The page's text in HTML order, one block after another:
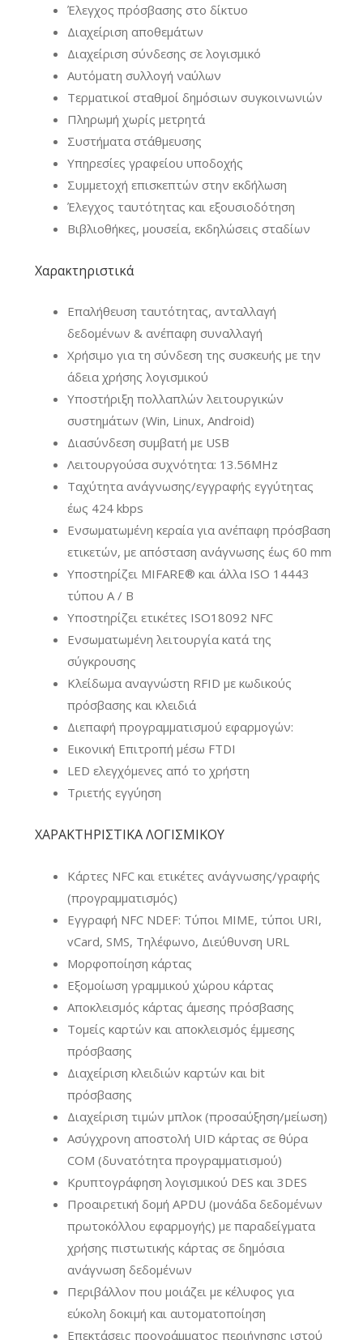
Έλεγχος πρόσβασης στο δίκτυο
Διαχείριση αποθεμάτων
Διαχείριση σύνδεσης σε λογισμικό
Αυτόματη συλλογή ναύλων
Τερματικοί σταθμοί δημόσιων συγκοινωνιών
Πληρωμή χωρίς μετρητά
Συστήματα στάθμευσης
Υπηρεσίες γραφείου υποδοχής
Συμμετοχή επισκεπτών στην εκδήλωση
Έλεγχος ταυτότητας και εξουσιοδότηση
Βιβλιοθήκες, μουσεία, εκδηλώσεις σταδίων
Χαρακτηριστικά
Επαλήθευση ταυτότητας, ανταλλαγή
δεδομένων & ανέπαφη συναλλαγή
Χρήσιμο για τη σύνδεση της συσκευής με την
άδεια χρήσης λογισμικού
Υποστήριξη πολλαπλών λειτουργικών
συστημάτων (Win, Linux, Android)
Διασύνδεση συμβατή με USB
Λειτουργούσα συχνότητα: 13.56MHz
Ταχύτητα ανάγνωσης/εγγραφής εγγύτητας
έως 424 kbps
Ενσωματωμένη κεραία για ανέπαφη πρόσβαση
ετικετών, με απόσταση ανάγνωσης έως 60 mm
Υποστηρίζει MIFARE®και άλλα ISO 14443
τύπου A / B
Υποστηρίζει ετικέτες ISO18092 NFC
Ενσωματωμένη λειτουργία κατά της
σύγκρουσης
Κλείδωμα αναγνώστη RFID με κωδικούς
πρόσβασης και κλειδιά
Διεπαφή προγραμματισμού εφαρμογών:
Εικονική Επιτροπή μέσω FTDI
LED ελεγχόμενες από το χρήστη
Τριετής εγγύηση
ΧΑΡΑΚΤΗΡΙΣΤΙΚΑ ΛΟΓΙΣΜΙΚΟΥ
Κάρτες NFC και ετικέτες ανάγνωσης/γραφής
(προγραμματισμός)
Εγγραφή NFC NDEF: Τύποι MIME, τύποι URI,
vCard, SMS, Τηλέφωνο, Διεύθυνση URL
Μορφοποίηση κάρτας
Εξομοίωση γραμμικού χώρου κάρτας
Αποκλεισμός κάρτας άμεσης πρόσβασης
Τομείς καρτών και αποκλεισμός έμμεσης
πρόσβασης
Διαχείριση κλειδιών καρτών και bit
πρόσβασης
Διαχείριση τιμών μπλοκ (προσαύξηση/μείωση)
Ασύγχρονη αποστολή UID κάρτας σε θύρα
COM (δυνατότητα προγραμματισμού)
Κρυπτογράφηση λογισμικού DES και 3DES
Προαιρετική δομή APDU (μονάδα δεδομένων
πρωτοκόλλου εφαρμογής) με παραδείγματα
χρήσης πιστωτικής κάρτας σε δημόσια
ανάγνωση δεδομένων
Περιβάλλον που μοιάζει με κέλυφος για
εύκολη δοκιμή και αυτοματοποίηση
Επεκτάσεις προγράμματος περιήγησης ιστού